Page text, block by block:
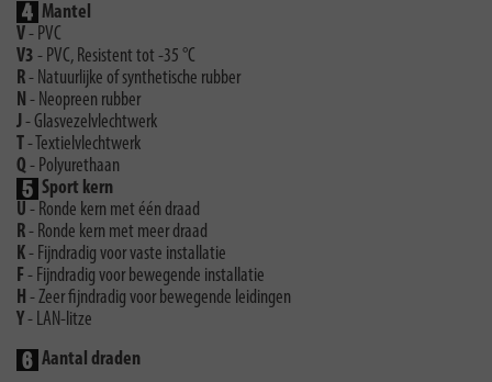
Mantel
V- PVC
V3 - PVC, Resistent tot -35 °C
R- Natuurlijke of synthetische rubber
N - Neopreen rubber
J- Glasvezelvlechtwerk
T- Textielvlechtwerk
Q - Polyurethaan
Sport kern
U - Ronde kern met één draad
R- Ronde kern met meer draad
K- Fijndradig voor vaste installatie
F - Fijndradig voor bewegende installatie
H - Zeer ﬁjndradig voor bewegende leidingen
Y- LAN-litze
Aantal draden